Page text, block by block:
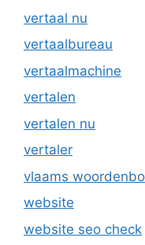
vertaal nu
vertaalbureau
vertaalmachine
vertalen
vertalen nu
vertaler
vlaams
website
website seo check